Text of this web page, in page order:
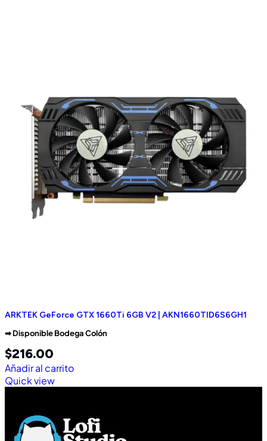
ARKTEK GeForce GTX 1660Ti 6GB V2 | AKN1660TID6S6GH1
➡︎ Disponible Bodega Colón
$216.00
Añadir al carrito
Quick view